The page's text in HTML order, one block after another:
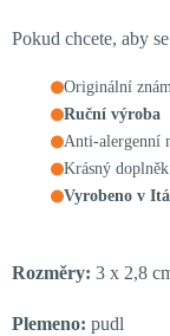
Pokud chcete, aby
Originální
Ruční výroba
Anti-alergenní
Krásný
Vyrobeno v
Rozměry: 3 x 2,8
Plemeno: pudl